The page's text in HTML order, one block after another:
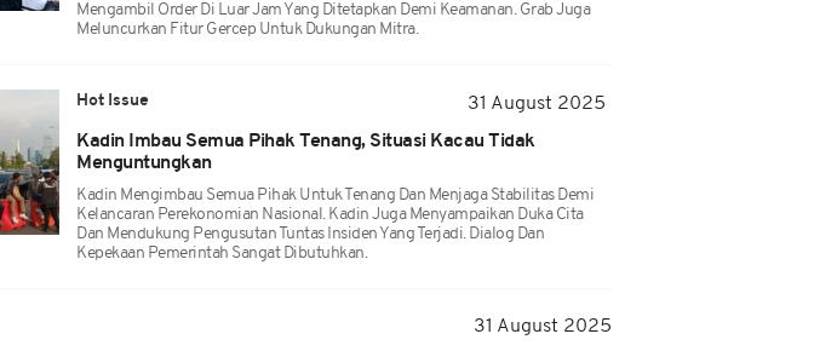
Mengambil Order Di Luar Jam Yang Ditetapkan Demi Keamanan. Grab Juga
Meluncurkan Fitur Gercep Untuk Dukungan Mitra.
Hot Issue
31 August 2025
Kadin Imbau Semua Pihak Tenang, Situasi Kacau Tidak
Menguntungkan
Kadin Mengimbau Semua Pihak Untuk Tenang Dan Menjaga Stabilitas Demi
Kelancaran Perekonomian Nasional. Kadin Juga Menyampaikan Duka Cita
Dan Mendukung Pengusutan Tuntas Insiden Yang Terjadi. Dialog Dan
Kepekaan Pemerintah Sangat Dibutuhkan.
31 August 2025